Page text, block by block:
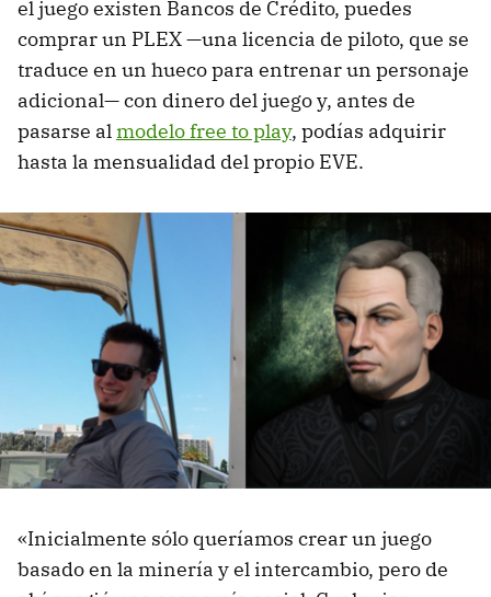
el juego existen Bancos de Crédito, puedes
comprar un PLEX —una licencia de piloto, que se
traduce en un hueco para entrenar un personaje
adicional— con dinero del juego y, antes de
pasarse almodelo free to play, podías adquirir
hasta la mensualidad del propio EVE.
«Inicialmente sólo queríamos crear un juego
basado en la minería y el intercambio, pero de